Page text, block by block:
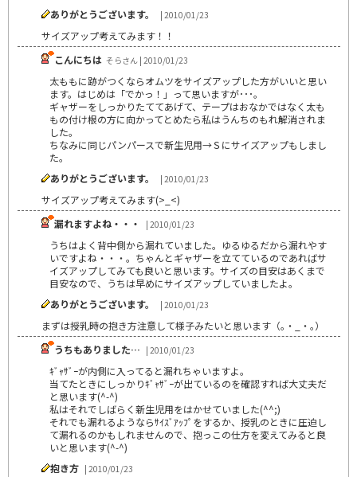
ありがとうございます。 | 2010/01/23
サイズアップ考えてみます！！
こんにちは そらさん | 2010/01/23
太ももに跡がつくならオムツをサイズアップした方がいいと思い
ます。はじめは「でかっ！」って思いますが･･･。
ギャザーをしっかりたててあげて、テープはおなかではなく太も
もの付け根の方に向かってとめたら私はうんちのもれ解消されま
した。
ちなみに同じパンパースで新生児用→Ｓにサイズアップもしまし
た。
ありがとうございます。
| 2010/01/23
サイズアップ考えてみます(>_<)
漏れますよね・・・
| 2010/01/23
うちはよく背中側から漏れていました。ゆるゆるだから漏れやす
いですよね・・・。ちゃんとギャザーを立てているのであればサ
イズアップしてみても良いと思います。サイズの目安はあくまで
目安なので、うちは早めにサイズアップしていましたよ。
ありがとうございます。
| 2010/01/23
まずは授乳時の抱き方注意して様子みたいと思います（｡・_・｡）
うちもありました… | 2010/01/23
ｷﾞｬｻﾞｰが内側に入ってると漏れちゃいますよ。
当てたときにしっかりｷﾞｬｻﾞｰが出ているのを確認すれば大丈夫だ
と思います(^-^)
私はそれでしばらく新生児用をはかせていました(^^;)
それでも漏れるようならｻｲｽﾞｱｯﾌﾟをするか、授乳のときに圧迫し
て漏れるのかもしれませんので、抱っこの仕方を変えてみると良
いと思います(^-^)
抱き方 | 2010/01/23